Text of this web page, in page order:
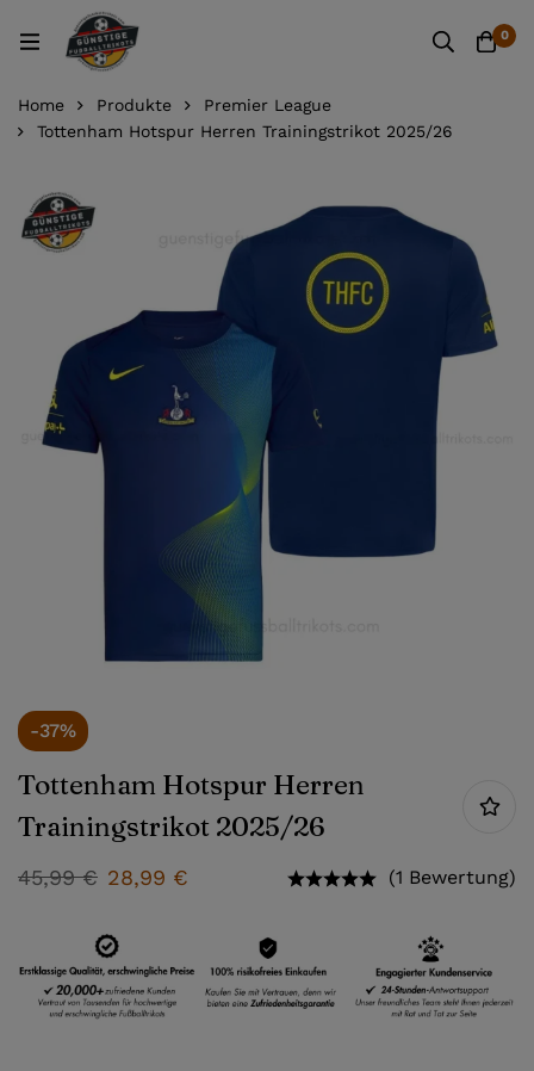
0
Home Produkte
Premier League
Tottenham Hotspur Herren Trainingstrikot 2025/26
-37%
Tottenham Hotspur Herren
Trainingstrikot 2025/26
45,99€ 28,99 € (1 Bewertung)